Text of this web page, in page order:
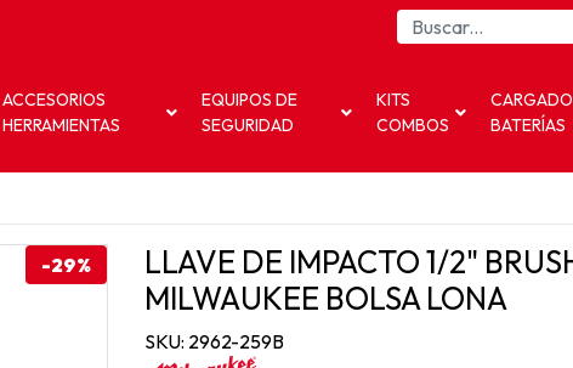
ACCESORIOS
HERRAMIENTAS
EQUIPOS DE
SEGURIDAD
KITS
COMBOS
BATERÍAS
-29%
LLAVE DE IMPACTO 1/2"
MILWAUKEE BOLSA LONA
SKU: 2962-259B